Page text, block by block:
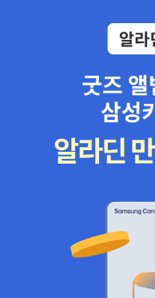
가의 단편집 시리즈가 나온
가의 작품이 나올 것 같다.
목 할 만 하다. '제2차 세계
대로 침략국가 일본의 비인
로 살아가려고 애썼던 한 인
철학자인 이중톈이 쓴 <이
어있다고 하는데 이제 막 한
있지만 거의 동시적으로 책
간을 목표로 한단다. <김지
웠는데 그 정도 규모의 대작
케일이 나오지않을까? 오히
랜덤하우스판이 있고 갈리
랜덤하우스판일텐데 아무래
바램이다.